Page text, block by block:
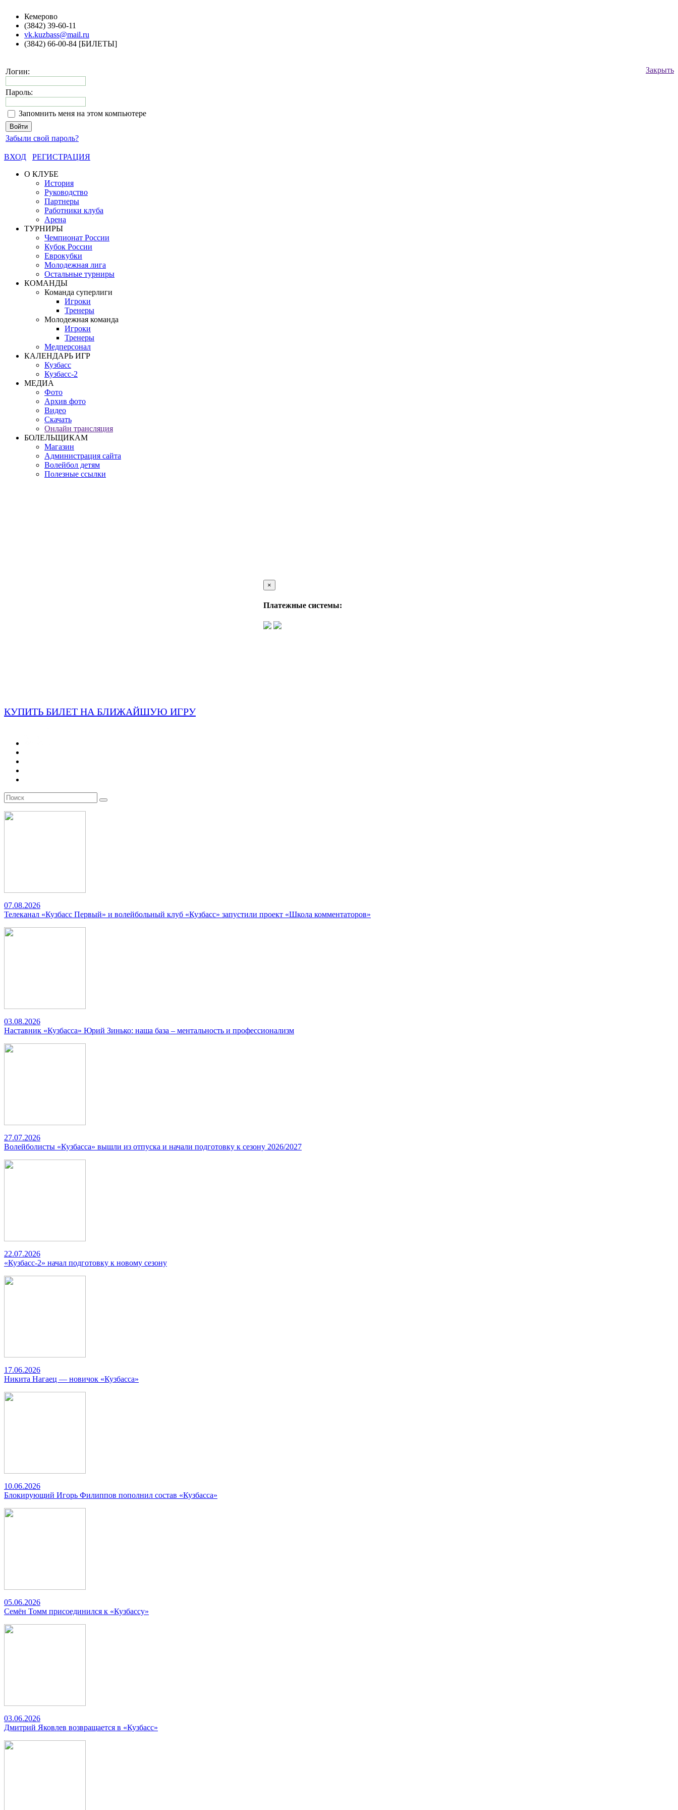
Кемерово
(3842) 39-60-11
vk.kuzbass@mail.ru
(3842) 66-00-84 [БИЛЕТЫ]
Закрыть
Логин:
Пароль:
Запомнить меня на этом компьютере
Забыли свой пароль?
ВХОД
РЕГИСТРАЦИЯ
О КЛУБЕ
История
Руководство
Партнеры
Работники клуба
Арена
ТУРНИРЫ
Чемпионат России
Кубок России
Еврокубки
Молодежная лига
Остальные турниры
КОМАНДЫ
Команда суперлиги
Игроки
Тренеры
Молодежная команда
Игроки
Тренеры
Медперсонал
КАЛЕНДАРЬ ИГР
Кузбасс
Кузбасс-2
МЕДИА
Фото
Архив фото
Видео
Скачать
Онлайн трансляция
БОЛЕЛЬЩИКАМ
Магазин
Администрация сайта
Волейбол детям
Полезные ссылки
×
Платежные системы:
КУПИТЬ БИЛЕТ НА БЛИЖАЙШУЮ ИГРУ
07.08.2026
Телеканал «Кузбасс Первый» и волейбольный клуб «Кузбасс» запустили проект «Школа комментаторов»
03.08.2026
Наставник «Кузбасса» Юрий Зинько: наша база – ментальность и профессионализм
27.07.2026
Волейболисты «Кузбасса» вышли из отпуска и начали подготовку к сезону 2026/2027
22.07.2026
«Кузбасс-2» начал подготовку к новому сезону
17.06.2026
Никита Нагаец — новичок «Кузбасса»
10.06.2026
Блокирующий Игорь Филиппов пополнил состав «Кузбасса»
05.06.2026
Семён Томм присоединился к «Кузбассу»
03.06.2026
Дмитрий Яковлев возвращается в «Кузбасс»